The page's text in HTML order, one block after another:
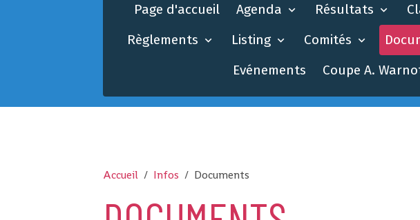
Page d'accueil Agenda Résultats
Règlements
Listing Comités
Evénements
Coupe A.
Accueil Infos Documents